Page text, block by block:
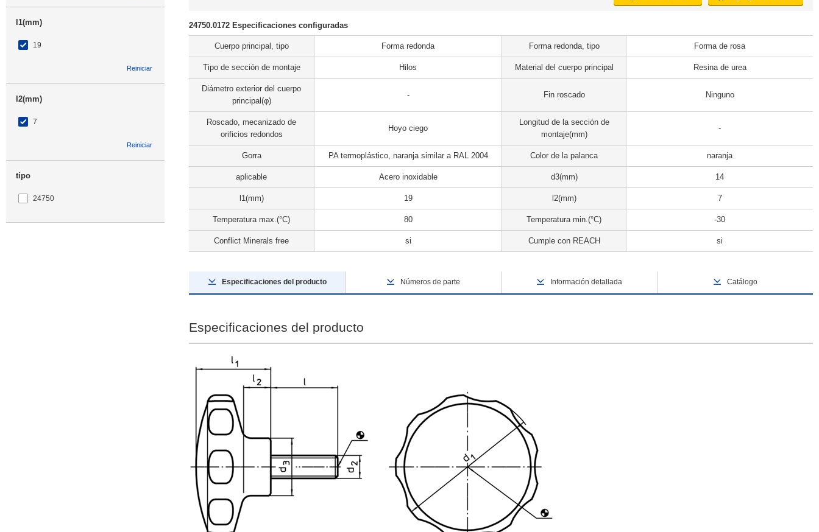
l1(mm)
19
Reiniciar
l2(mm)
7
Reiniciar
tipo
24750
24750.0172 Especificaciones configuradas
Cuerpo principal, tipo Forma redonda Forma redonda, tipo Forma de rosa
Tipo de sección de montaje Hilos Material del cuerpo principal Resina de urea
Diámetro exterior del cuerpo
principal(φ)
- Fin roscado Ninguno
Roscado, mecanizado de
orificios redondos
Hoyo ciego
Longitud de la sección de
montaje(mm)
-
Gorra PA termoplástico, naranja similar a RAL 2004 Color de la palanca naranja
aplicable Acero inoxidable d3(mm) 14
l1(mm) 19 l2(mm) 7
Temperatura max.(°C) 80 Temperatura min.(°C) -30
Conflict Minerals free si Cumple con REACH si
Especificaciones del producto Números de parte Información detallada Catálogo
Especificaciones del producto